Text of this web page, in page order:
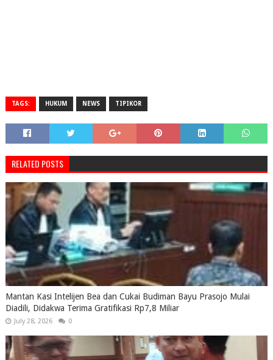
TAGS: HUKUM NEWS TIPIKOR
RELATED POSTS
Mantan Kasi Intelijen Bea dan Cukai Budiman Bayu Prasojo Mulai
Diadili, Didakwa Terima Gratifikasi Rp7,8 Miliar
July 28, 2026 0